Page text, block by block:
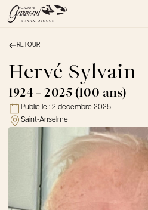
À PROPOS
NOS SERVICES
NOS PRODUITS
NOTRE ÉQUIPE
NOS SALONS
AVIS DE DÉCÈS
FAQ et mythes
Liens utiles
Témoignages
RETOUR
Hervé Sylvain
1924 - 2025 (100 ans)
Publié le : 2 décembre 2025
Saint-Anselme